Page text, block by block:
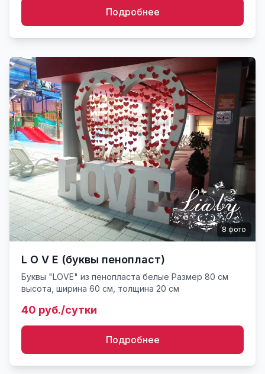
Подробнее
8 фото
L O V E (буквы пенопласт)
Буквы "LOVE" из пенопласта белые Размер 80 см
высота, ширина 60 см, толщина 20 см
40 руб./сутки
Подробнее